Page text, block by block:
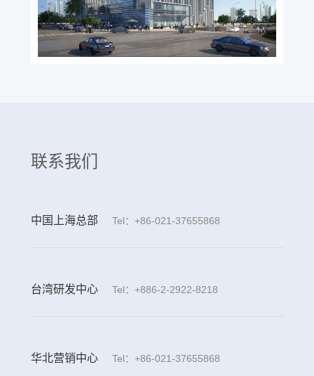
联系我们
中国上海总部 Tel：+86-021-37655868
台湾研发中心 Tel：+886-2-2922-8218
华北营销中心 Tel：+86-021-37655868